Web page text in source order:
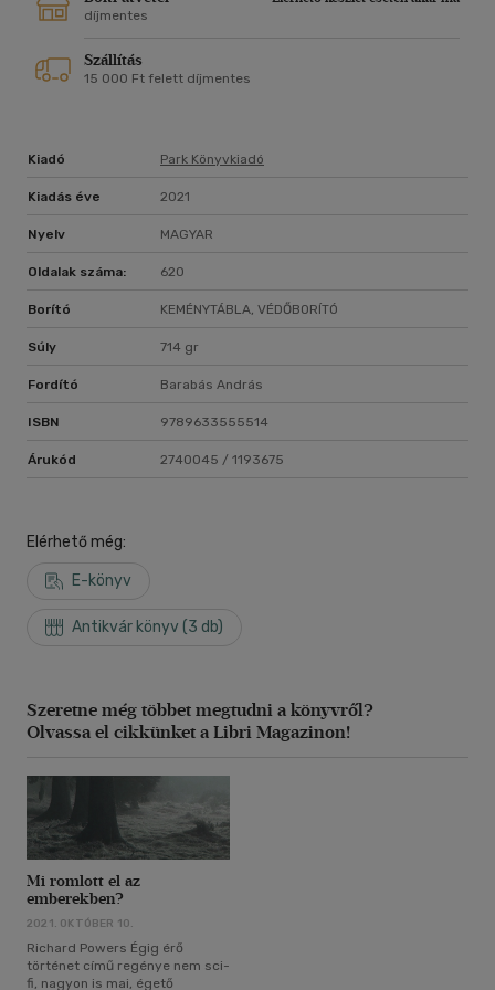
számunkra szinte láthatatlan.
ember önző módon pusztítja a természetet, s akik bíznak
abban, hogy ez a folyamat még megállítható.
Franzenéhez, Dave Eggerséhez vagy Don DeLillóéhoz
hasonlítják. Az Égig érő történet, a tizenkettedik regénye
2019-ben elnyerte az irodalmi Pulitzer-díjat.
díjmentes
Szállítás
15 000 Ft felett díjmentes
Kiadó Park Könyvkiadó
Kiadás éve 2021
Nyelv MAGYAR
Oldalak száma: 620
Borító KEMÉNYTÁBLA, VÉDŐBORÍTÓ
Súly 714 gr
Fordító Barabás András
ISBN 9789633555514
Árukód 2740045 / 1193675
Elérhető még:
E-könyv
Antikvár könyv (3 db)
Szeretne még többet megtudni a könyvről?
Olvassa el cikkünket a Libri Magazinon!
Mi romlott el az
emberekben?
2021. OKTÓBER 10.
Richard Powers Égig érő
történet című regénye nem sci-
fi, nagyon is mai, égető